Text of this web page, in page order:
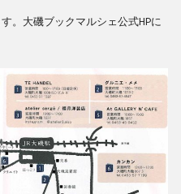
。大磯ブックマルシェ公式HPに